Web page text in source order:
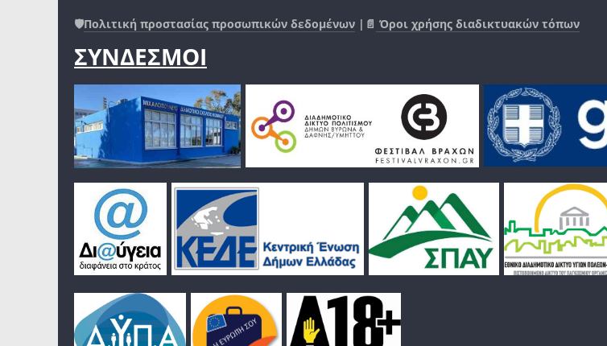
🛡️Πολιτική προστασίας προσωπικών δεδομένων |📄 Όροι χρήσης διαδικτυακών τόπων
ΣΥΝΔΕΣΜΟΙ